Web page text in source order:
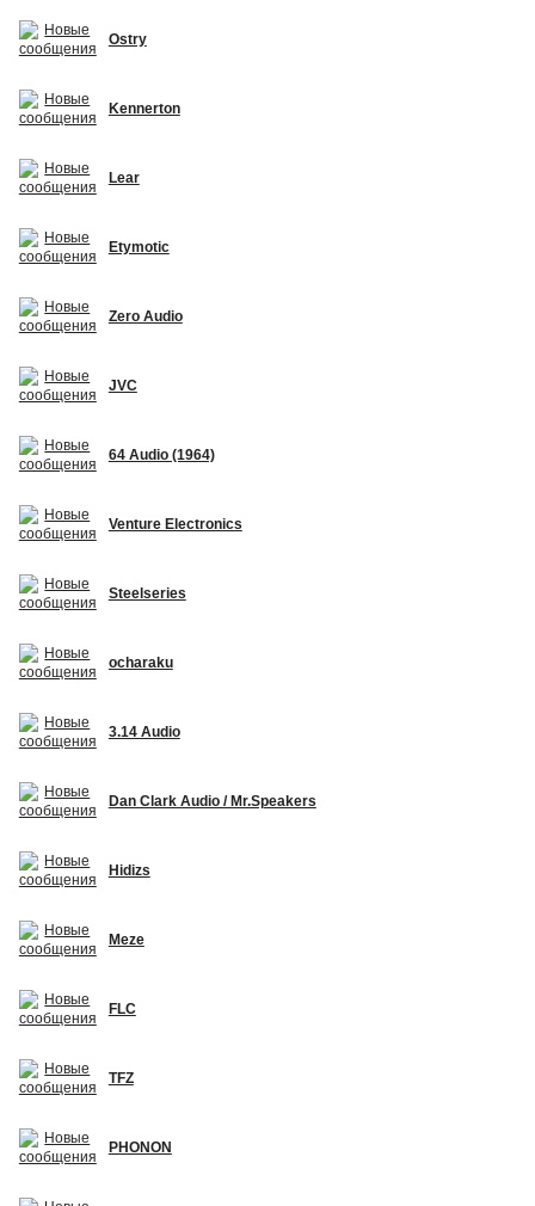
Ostry
Kennerton
Lear
Etymotic
Zero Audio
JVC
64 Audio (1964)
Venture Electronics
Steelseries
ocharaku
3.14 Audio
Dan Clark Audio / Mr.Speakers
Hidizs
Meze
FLC
TFZ
PHONON